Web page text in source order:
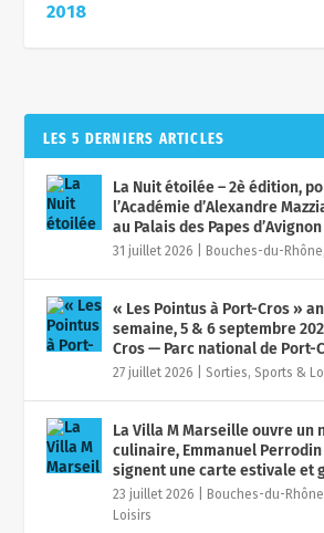
2018
LES 5 DERNIERS ARTICLES
La Nuit étoilée – 2è édition,
l’Académie d’Alexandre
au Palais des Papes d’Avignon
31 juillet 2026 Bouches-du-Rhône
« Les Pointus à Port-Cros »
semaine, 5 & 6 septembre
Cros — Parc national de Port-
27 juillet 2026 |Sorties, Sports &
La Villa M Marseille ouvre un
culinaire, Emmanuel
signent une carte estivale et
23 juillet 2026 Bouches-du-Rhône
Loisirs